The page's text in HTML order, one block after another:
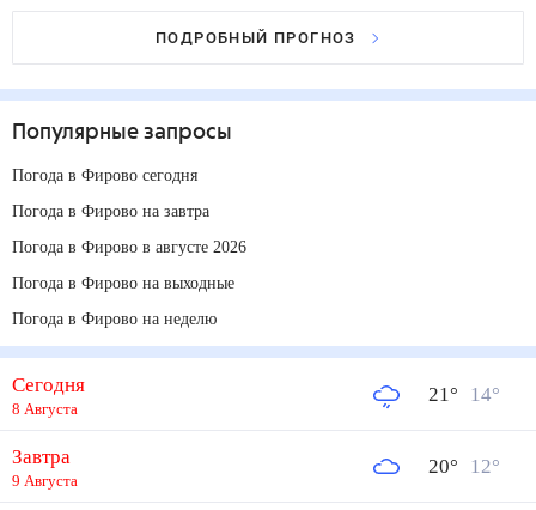
ПОДРОБНЫЙ ПРОГНОЗ
Популярные запросы
Погода в Фирово сегодня
Погода в Фирово на завтра
Погода в Фирово в августе 2026
Погода в Фирово на выходные
Погода в Фирово на неделю
Сегодня
8 Августа
21° 14°
Завтра
9 Августа
20° 12°